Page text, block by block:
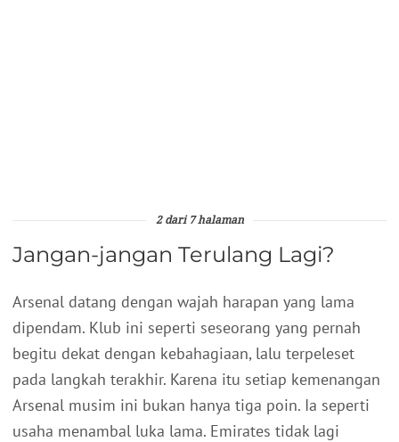
2 dari 7 halaman
Jangan-jangan Terulang Lagi?
Arsenal datang dengan wajah harapan yang lama
dipendam. Klub ini seperti seseorang yang pernah
begitu dekat dengan kebahagiaan, lalu terpeleset
pada langkah terakhir. Karena itu setiap kemenangan
Arsenal musim ini bukan hanya tiga poin. Ia seperti
usaha menambal luka lama. Emirates tidak lagi